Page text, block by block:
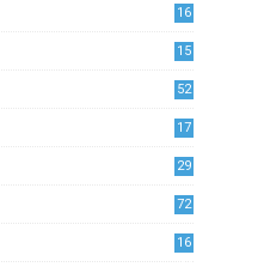
16
15
52
17
29
72
16